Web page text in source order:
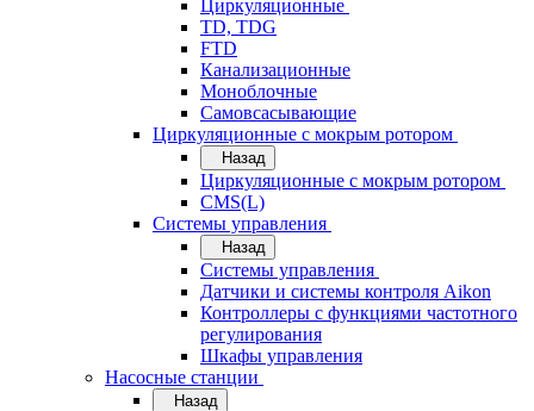
Циркуляционные
TD, TDG
FTD
Канализационные
Моноблочные
Самовсасывающие
Циркуляционные с мокрым ротором
Назад
Циркуляционные с мокрым ротором
CMS(L)
Системы управления
Назад
Системы управления
Датчики и системы контроля Aikon
Контроллеры с функциями частотного
регулирования
Шкафы управления
Насосные станции
Назад